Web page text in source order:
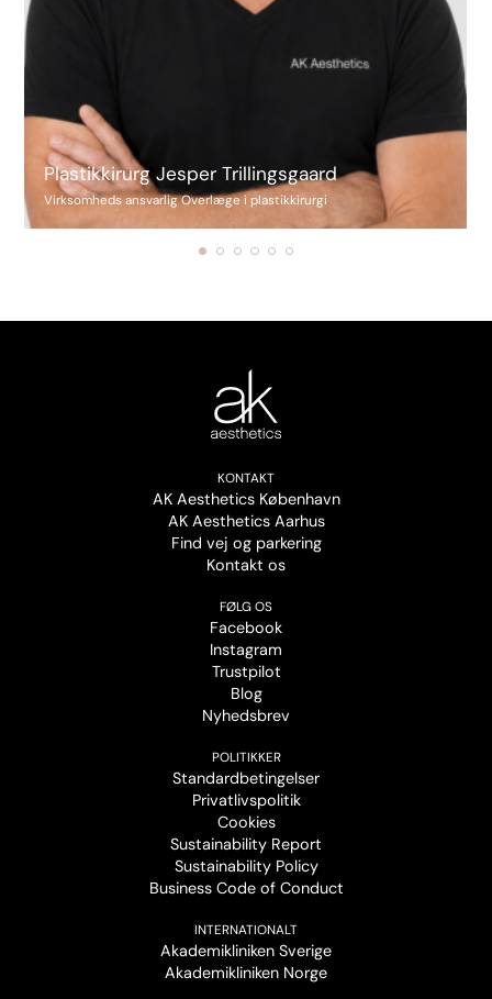
Plastikkirurg Jesper Trillingsgaard
Virksomheds ansvarlig Overlæge i plastikkirurgi
KONTAKT
AK Aesthetics København
AK Aesthetics Aarhus
Find vej og parkering
Kontakt os
FØLG OS
Facebook
Instagram
Trustpilot
Blog
Nyhedsbrev
POLITIKKER
Standardbetingelser
Privatlivspolitik
Cookies
Sustainability Report
Sustainability Policy
Business Code of Conduct
INTERNATIONALT
Akademikliniken Sverige
Akademikliniken Norge